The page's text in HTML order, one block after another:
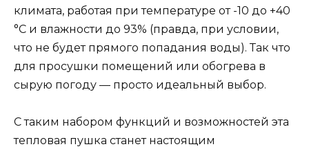
климата, работая при температуре от -10 до +40
°С и влажности до 93% (правда, при условии,
что не будет прямого попадания воды). Так что
для просушки помещений или обогрева в
сырую погоду — просто идеальный выбор.
С таким набором функций и возможностей эта
тепловая пушка станет настоящим